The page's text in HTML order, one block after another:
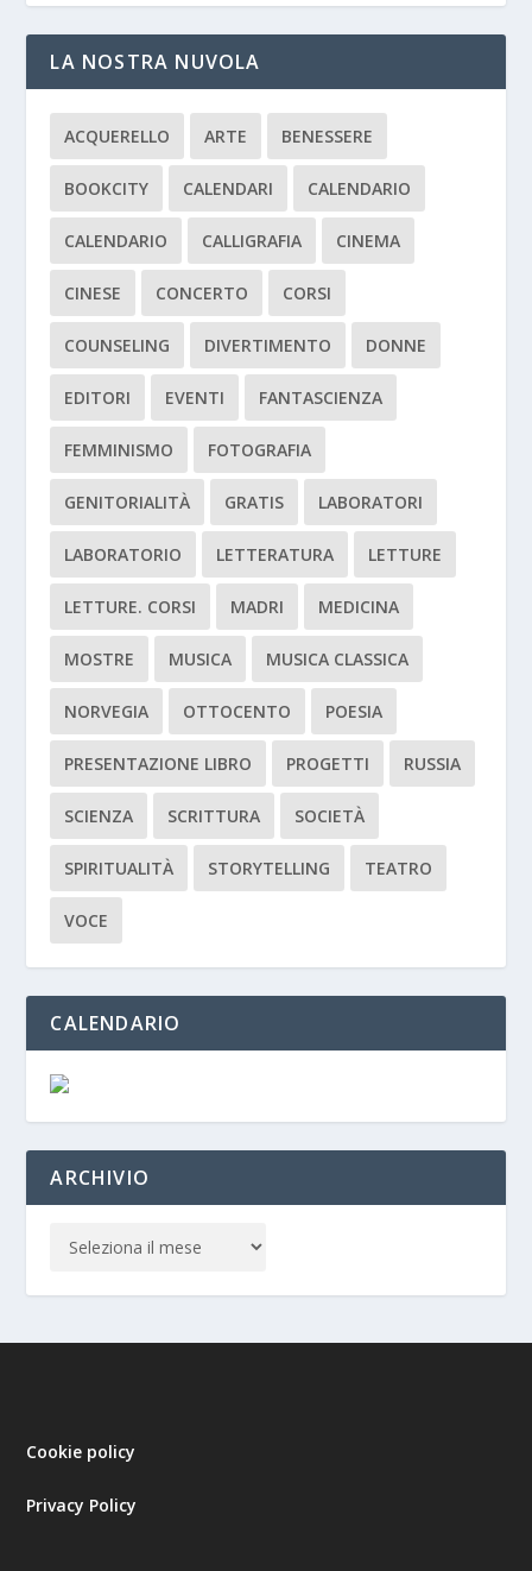
LA NOSTRA NUVOLA
ACQUERELLO ARTE BENESSERE
BOOKCITY CALENDARI CALENDARIO
CALENDARIO CALLIGRAFIA CINEMA
CINESE CONCERTO CORSI
COUNSELING DIVERTIMENTO DONNE
EDITORI EVENTI FANTASCIENZA
FEMMINISMO FOTOGRAFIA
GENITORIALITÀ GRATIS LABORATORI
LABORATORIO LETTERATURA LETTURE
LETTURE. CORSI MADRI MEDICINA
MOSTRE MUSICA MUSICA CLASSICA
NORVEGIA OTTOCENTO POESIA
PRESENTAZIONE LIBRO PROGETTI RUSSIA
SCIENZA SCRITTURA SOCIETÀ
SPIRITUALITÀ STORYTELLING TEATRO
VOCE
CALENDARIO
ARCHIVIO
Cookie policy
Privacy Policy